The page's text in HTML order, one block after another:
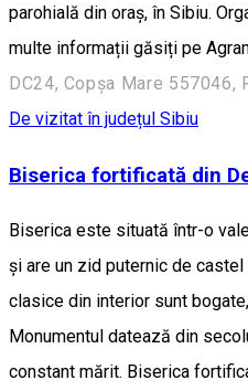
parohială din oraș, în Sibiu.
multe informații găsiți pe
DC24, Copșa Mare 557046,
De vizitat în județul Sibiu
Biserica fortificată din
Biserica este situată într-o
și are un zid puternic de
clasice din interior sunt
Monumentul datează din
constant mărit. Biserica